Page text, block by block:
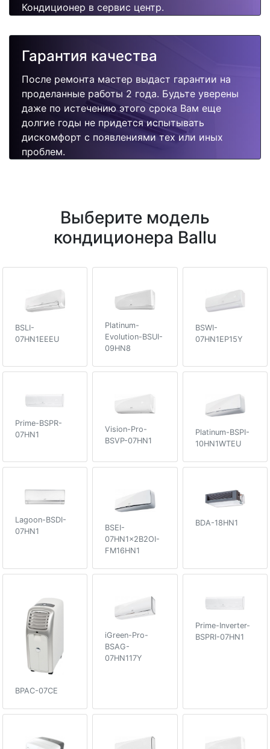
Кондиционер в сервис центр.
Гарантия качества
После ремонта мастер выдаст гарантии на
проделанные работы 2 года. Будьте уверены
даже по истечению этого срока Вам еще
долгие годы не придется испытывать
дискомфорт с появлениями тех или иных
проблем.
Выберите модель
кондиционера Ballu
BSLI-
07HN1EEEU
Platinum-
Evolution-BSUI-
09HN8
BSWI-
07HN1EP15Y
Prime-BSPR-
07HN1
Vision-Pro-
BSVP-07HN1
Platinum-BSPI-
10HN1WTEU
Lagoon-BSDI-
07HN1
BSEI-
07HN1x2B2OI-
FM16HN1
BDA-18HN1
BPAC-07CE
iGreen-Pro-
BSAG-
07HN117Y
Prime-Inverter-
BSPRI-07HN1